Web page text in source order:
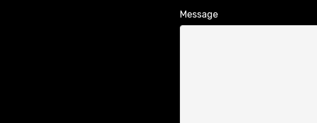
Message